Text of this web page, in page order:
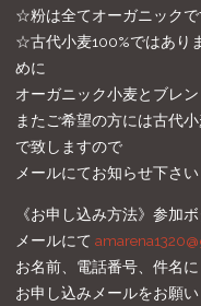
☆粉は全てオーガニックで
☆古代小麦100%ではあり
めに
オーガニック小麦とブレ
またご希望の方には古代
で致しますので
メールにてお知らせ下さい
《お申し込み方法》参加
メールにて
お名前、電話番号、件名
お申し込みメールをお願い